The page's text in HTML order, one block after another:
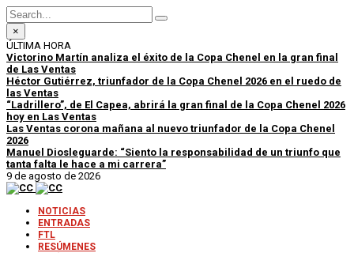
×
ÚLTIMA HORA
Victorino Martín analiza el éxito de la Copa Chenel en la gran final
de Las Ventas
Héctor Gutiérrez, triunfador de la Copa Chenel 2026 en el ruedo de
las Ventas
“Ladrillero”, de El Capea, abrirá la gran final de la Copa Chenel 2026
hoy en Las Ventas
Las Ventas corona mañana al nuevo triunfador de la Copa Chenel
2026
Manuel Diosleguarde: “Siento la responsabilidad de un triunfo que
tanta falta le hace a mi carrera”
9 de agosto de 2026
NOTICIAS
ENTRADAS
FTL
RESÚMENES